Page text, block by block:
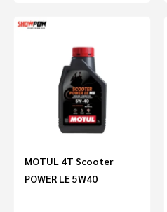
MOTUL 4T Scooter
POWER LE 5W40